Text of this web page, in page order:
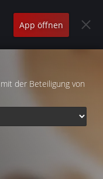
App öffnen
der Beteiligung von